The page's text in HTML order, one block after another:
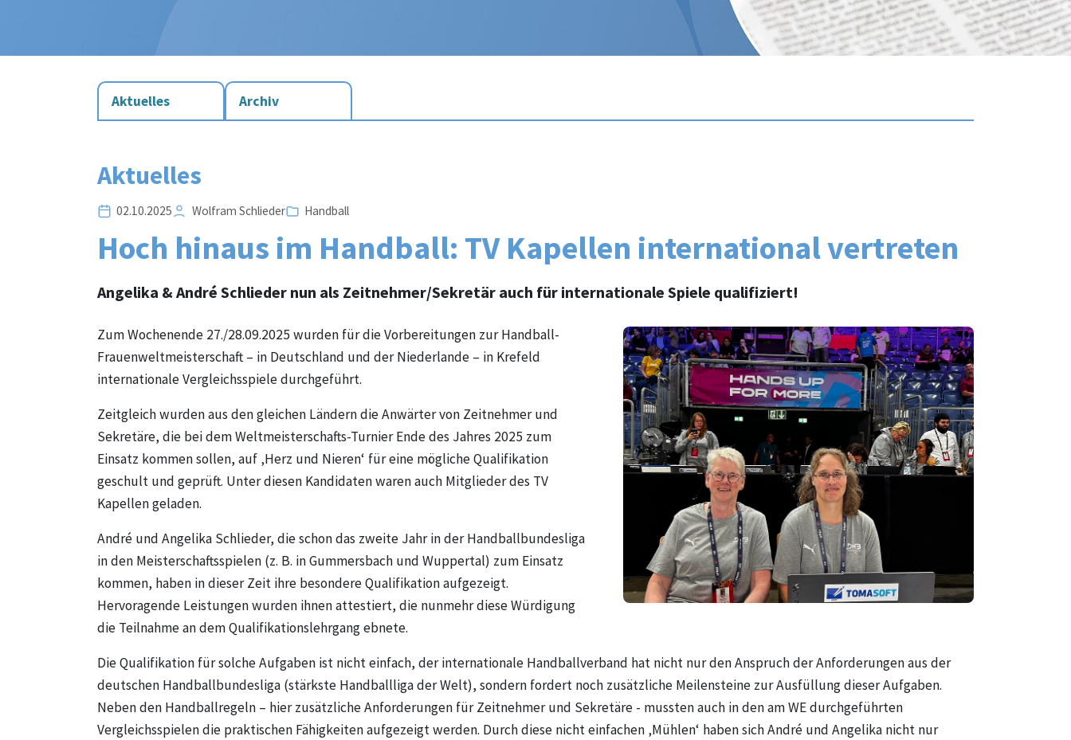
Aktuelles Archiv
Aktuelles
02.10.2025 Wolfram Schlieder Handball
Hoch hinaus im Handball: TV Kapellen international vertreten
Angelika & André Schlieder nun als Zeitnehmer/Sekretär auch für internationale Spiele qualifiziert!
Zum Wochenende 27./28.09.2025 wurden für die Vorbereitungen zur Handball-
Frauenweltmeisterschaft – in Deutschland und der Niederlande – in Krefeld
internationale Vergleichsspiele durchgeführt.
Zeitgleich wurden aus den gleichen Ländern die Anwärter von Zeitnehmer und
Sekretäre, die bei dem Weltmeisterschafts-Turnier Ende des Jahres 2025 zum
Einsatz kommen sollen, auf ‚Herz und Nieren‘ für eine mögliche Qualifikation
geschult und geprüft. Unter diesen Kandidaten waren auch Mitglieder des TV
Kapellen geladen.
André und Angelika Schlieder, die schon das zweite Jahr in der Handballbundesliga
in den Meisterschaftsspielen (z. B. in Gummersbach und Wuppertal) zum Einsatz
kommen, haben in dieser Zeit ihre besondere Qualifikation aufgezeigt.
Hervoragende Leistungen wurden ihnen attestiert, die nunmehr diese Würdigung
die Teilnahme an dem Qualifikationslehrgang ebnete.
Die Qualifikation für solche Aufgaben ist nicht einfach, der internationale Handballverband hat nicht nur den Anspruch der Anforderungen aus der
deutschen Handballbundesliga (stärkste Handballliga der Welt), sondern fordert noch zusätzliche Meilensteine zur Ausfüllung dieser Aufgaben.
Neben den Handballregeln – hier zusätzliche Anforderungen für Zeitnehmer und Sekretäre - mussten auch in den am WE durchgeführten
Vergleichsspielen die praktischen Fähigkeiten aufgezeigt werden. Durch diese nicht einfachen ‚Mühlen‘ haben sich André und Angelika nicht nur